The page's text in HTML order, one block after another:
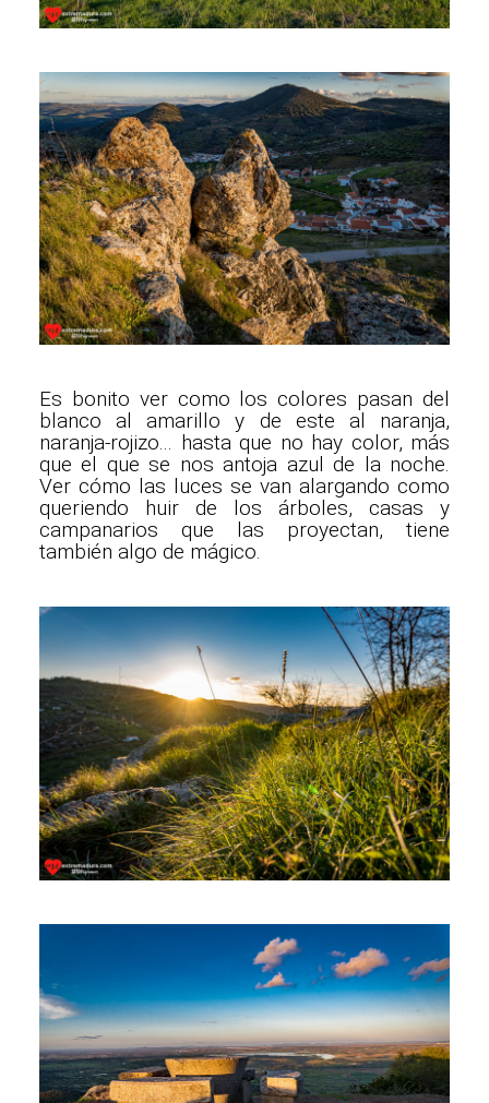
Es bonito ver como los colores pasan del
blanco al amarillo y de este al naranja,
naranja-rojizo... hasta que no hay color, más
que el que se nos antoja azul de la noche.
Ver cómo las luces se van alargando como
queriendo huir de los árboles, casas y
campanarios que las proyectan, tiene
también algo de mágico.